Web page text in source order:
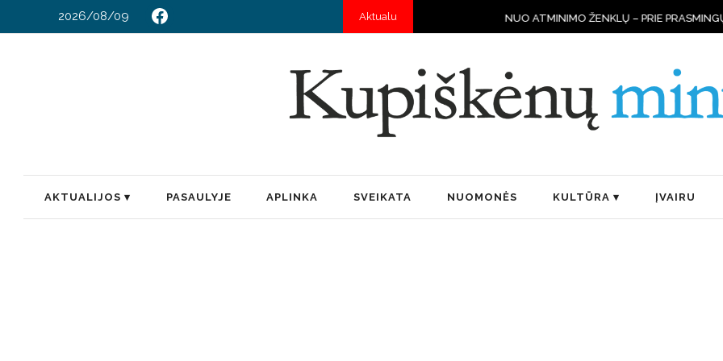
2026/08/09 Aktualu NUO ATMINIMO ŽENKLŲ – PRIE PRASMINGŲ DARBŲ
AKTUALIJOS PASAULYJE APLINKA SVEIKATA NUOMONĖS KULTŪRA ĮVAIRU